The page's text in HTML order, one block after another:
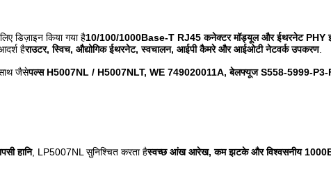
डिज़ाइन किया गया है10/100/1000Base-T RJ45 कनेक्टर मॉड्यूल और ईथरनेट PHY
हैराउटर, स्विच, औद्योगिक ईथरनेट, स्वचालन, आईपी कैमरे और आईओटी नेटवर्क उपकरण.
जैसेपल्स H5007NL / H5007NLT, WE 749020011A, बेलफ्यूज S558-5999-P3-
हानि, LP5007NL सुनिश्चित करता हैस्वच्छ आंख आरेख, कम झटके और विश्वसनीय